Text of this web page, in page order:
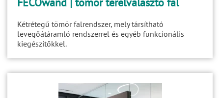
Kétrétegű tömör falrendszer, mely társítható
levegőátáramló rendszerrel és egyéb funkcionális
kiegészítőkkel.